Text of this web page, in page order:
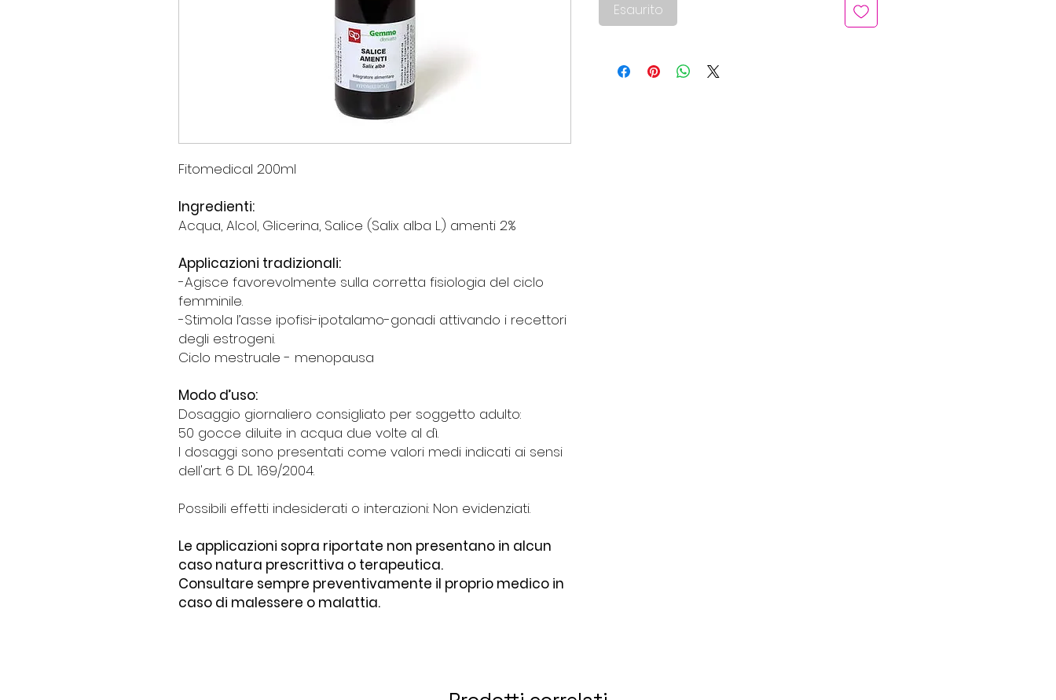
Fitomedical 200ml
Ingredienti:
Acqua, Alcol, Glicerina, Salice (Salix alba L.) amenti 2%
Applicazioni tradizionali:
-Agisce favorevolmente sulla corretta fisiologia del ciclo
femminile.
-Stimola l’asse ipofisi-ipotalamo-gonadi attivando i recettori
degli estrogeni.
Ciclo mestruale - menopausa
Modo d’uso:
Dosaggio giornaliero consigliato per soggetto adulto:
50 gocce diluite in acqua due volte al dì.
I dosaggi sono presentati come valori medi indicati ai sensi
dell'art. 6 DL 169/2004.
Possibili effetti indesiderati o interazioni: Non evidenziati.
Le applicazioni sopra riportate non presentano in alcun
caso natura prescrittiva o terapeutica.
Consultare sempre preventivamente il proprio medico in
caso di malessere o malattia.
Esaurito